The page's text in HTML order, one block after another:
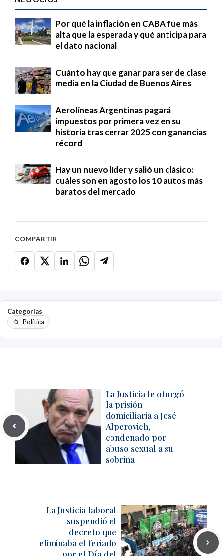
Por qué la inflación en CABA fue más
alta que la esperada y qué anticipa para
el dato nacional
Cuánto hay que ganar para ser de clase
media en la Ciudad de Buenos Aires
Aerolíneas Argentinas pagará
impuestos por primera vez en su
historia tras cerrar 2025 con ganancias
récord
Hay un nuevo líder y salió un clásico:
cuáles son en agosto los 10 autos más
baratos del mercado
COMPARTIR
Categorías
Política
La Justicia le otorgó
la prisión
domiciliaria a José
Alperovich,
condenado por
abuso sexual a su
sobrina
La Justicia laboral
suspendió el
decreto que
eliminaba el feriado
por el Día del